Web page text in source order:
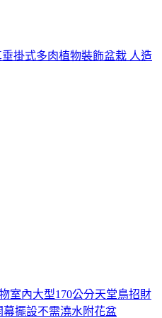
掛式多肉植物裝飾盆栽 人造
室內大型170公分天堂鳥招財
擺設不需澆水附花盆